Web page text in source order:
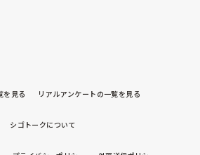
を見る リアルアンケートの一覧を見る
シゴトークについて